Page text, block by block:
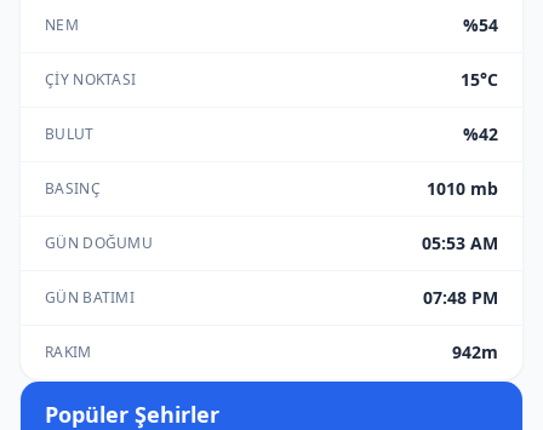
NEM %54
ÇIY NOKTASI 15°C
BULUT %42
BASINÇ 1010 mb
GÜN DOĞUMU 05:53 AM
GÜN BATIMI 07:48 PM
RAKIM 942m
Popüler Şehirler